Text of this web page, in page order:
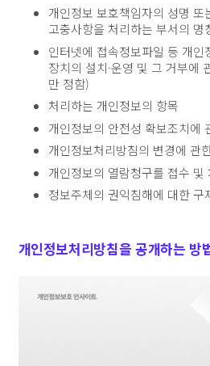
개인정보 보호책임자의 성명 또
고충사항을 처리하는 부서의 명
인터넷에 접속정보파일 등 개
장치의 설치·운영 및 그 거부에
만 정함)
처리하는 개인정보의 항목
개인정보의 안전성 확보조치에
개인정보처리방침의 변경에 관
개인정보의 열람청구를 접수 및
정보주체의 권익침해에 대한 구
개인정보처리방침을 공개하는 방